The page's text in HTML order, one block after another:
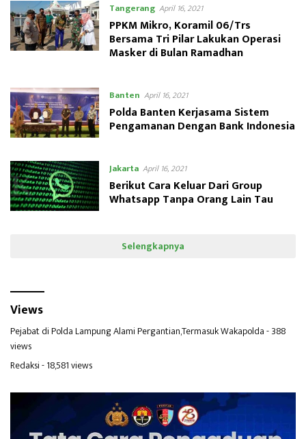
Tangerang April 16, 2021
PPKM Mikro, Koramil 06/Trs
Bersama Tri Pilar Lakukan Operasi
Masker di Bulan Ramadhan
Banten April 16, 2021
Polda Banten Kerjasama Sistem
Pengamanan Dengan Bank Indonesia
Jakarta April 16, 2021
Berikut Cara Keluar Dari Group
Whatsapp Tanpa Orang Lain Tau
Selengkapnya
Views
Pejabat di Polda Lampung Alami Pergantian,Termasuk Wakapolda- 388
views
Redaksi- 18,581 views